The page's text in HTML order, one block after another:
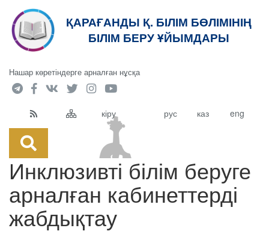
ҚАРАҒАНДЫ Қ. БІЛІМ БӨЛІМІНІҢ
БІЛІМ БЕРУ ҰЙЫМДАРЫ
Нашар көретіндерге арналған нұсқа
кіру рус каз eng
Инклюзивті білім беруге
арналған кабинеттерді
жабдықтау